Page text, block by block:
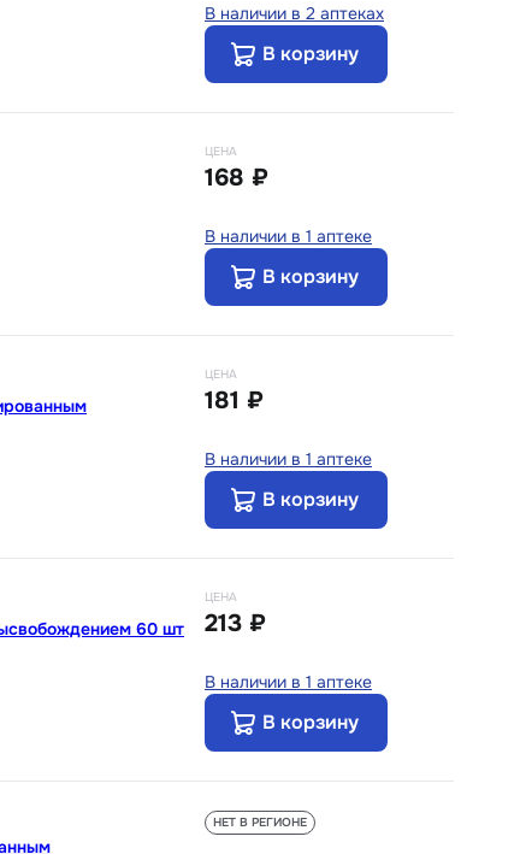
В наличии в 2 аптеках
В корзину
ЦЕНА
168 ₽
В наличии в 1 аптеке
В корзину
ЦЕНА
181 ₽
В наличии в 1 аптеке
В корзину
60 шт
ЦЕНА
213 ₽
В наличии в 1 аптеке
В корзину
НЕТ В РЕГИОНЕ